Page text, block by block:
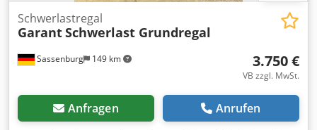
Sassenburg 149 km
Schwerlastregal
GarantSchwerlast Grundregal
3.750 €
VB zzgl. MwSt.
Anfragen Anrufen